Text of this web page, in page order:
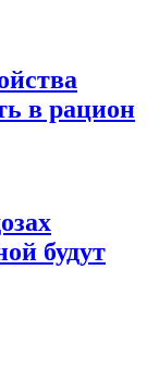
в рацион
будут